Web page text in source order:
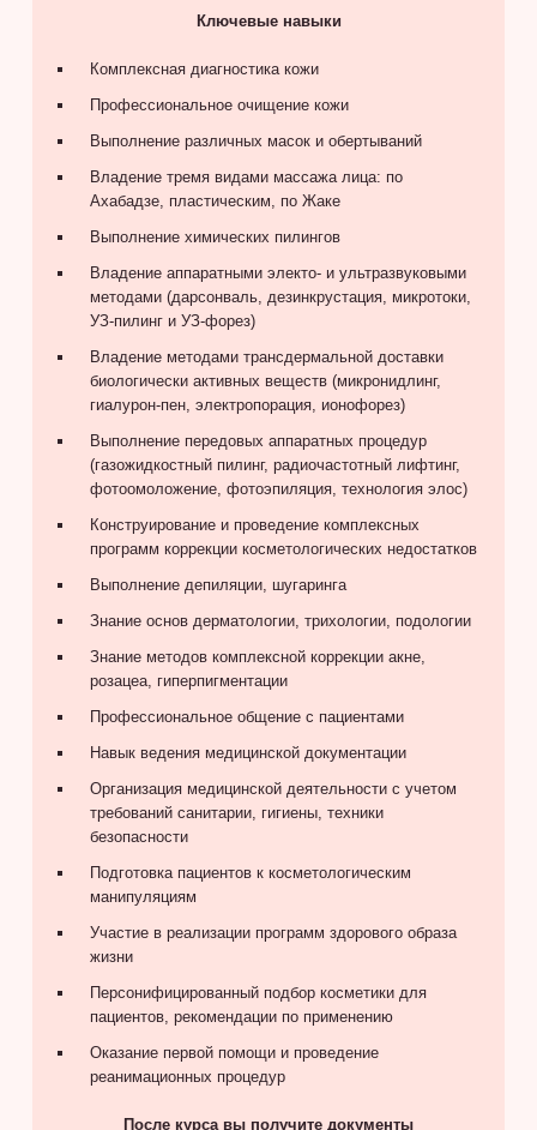
Ключевые навыки
Комплексная диагностика кожи
Профессиональное очищение кожи
Выполнение различных масок и обертываний
Владение тремя видами массажа лица: по
Ахабадзе, пластическим, по Жаке
Выполнение химических пилингов
Владение аппаратными электо- и ультразвуковыми
методами (дарсонваль, дезинкрустация, микротоки,
УЗ-пилинг и УЗ-форез)
Владение методами трансдермальной доставки
биологически активных веществ (микронидлинг,
гиалурон-пен, электропорация, ионофорез)
Выполнение передовых аппаратных процедур
(газожидкостный пилинг, радиочастотный лифтинг,
фотоомоложение, фотоэпиляция, технология элос)
Конструирование и проведение комплексных
программ коррекции косметологических недостатков
Выполнение депиляции, шугаринга
Знание основ дерматологии, трихологии, подологии
Знание методов комплексной коррекции акне,
розацеа, гиперпигментации
Профессиональное общение с пациентами
Навык ведения медицинской документации
Организация медицинской деятельности с учетом
требований санитарии, гигиены, техники
безопасности
Подготовка пациентов к косметологическим
манипуляциям
Участие в реализации программ здорового образа
жизни
Персонифицированный подбор косметики для
пациентов, рекомендации по применению
Оказание первой помощи и проведение
реанимационных процедур
После курса вы получите документы